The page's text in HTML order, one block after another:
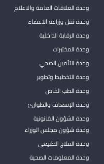
وحدة العلاقات العامة والاعلام
وحدة نقل وزراعة الاعضاء
وحدة الرقابة الداخلية
وحدة المختبرات
وحدة التأمين الصحي
وحدة التخطيط وتطوير
وحدة الطب الخاص
وحدة الإسعاف والطوارئ
وحدة الشؤون القانونية
وحدة شؤون مجلس الوزراء
وحدة العلاج الطبيعي
وحدة المعلومات الصحية